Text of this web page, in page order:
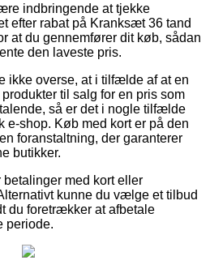
indbringende at tjekke
efter rabat på Kranksæt 36 tand
at du gennemfører dit køb, sådan
den laveste pris.
ikke overse, at i tilfælde af at en
til salg for en pris som
så er det i nogle tilfælde
shop. Køb med kort er på den
foranstaltning, der garanterer
butikker.
med kort eller
kunne du vælge et tilbud
du foretrækker at afbetale
periode.